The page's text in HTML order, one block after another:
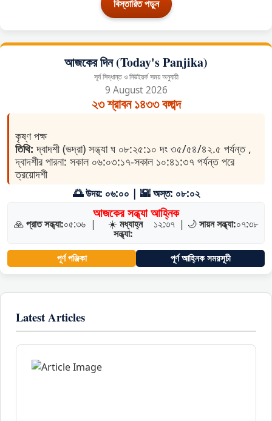
বিস্তারিত পড়ুন
আজকের দিন (Today's Panjika)
সূর্য সিদ্ধান্ত ও নিউইয়র্ক সময় অনুযায়ী
9 August 2026
২৩ শ্রাবন ১৪৩৩ বঙ্গাব্দ
কৃষ্ণ পক্ষ
তিথি:দ্বাদশী (ভদ্রা) সন্ধ্যা ঘ ০৮:২৫:১০ দং ৩৫/৫৪/৪২.৫ পর্যন্ত ,
দ্বাদশীর পারনা: সকাল ০৬:০৩:১৭-সকাল ১০:৪১:৩৭ পর্যন্ত পরে
ত্রয়োদশী
🌅 উদয়: ০৬:০০ | 🌇 অস্ত: ০৮:০২
আজকের সন্ধ্যা আহ্নিক
🙏প্রাত সন্ধ্যা:০৫:৩৬ | ☀️মধ্যাহ্ন
সন্ধ্যা:
১২:৩৭ | 🌙সায়ন সন্ধ্যা:০৭:৩৮
পূর্ণ পঞ্জিকা পূর্ণ আহ্নিক সময়সূচী
Latest Articles